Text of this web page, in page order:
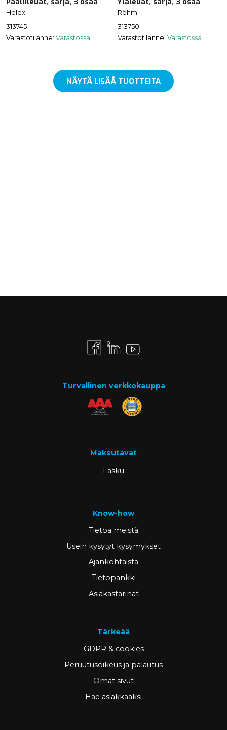
Holex
313745
Varastotilanne: Varastossa
Röhm
313750
Varastotilanne: Varastossa
NÄYTÄ LISÄÄ TUOTTEITA
Turvallinen verkkokauppa
Maksutavat
Lasku
Know-how
Tietoa meistä
Usein kysytyt kysymykset
Ajankohtaista
Tietopankki
Asiakastarinat
Tärkeää
GDPR & cookies
Peruutusoikeus ja palautus
Omat sivut
Hae asiakkaaksi